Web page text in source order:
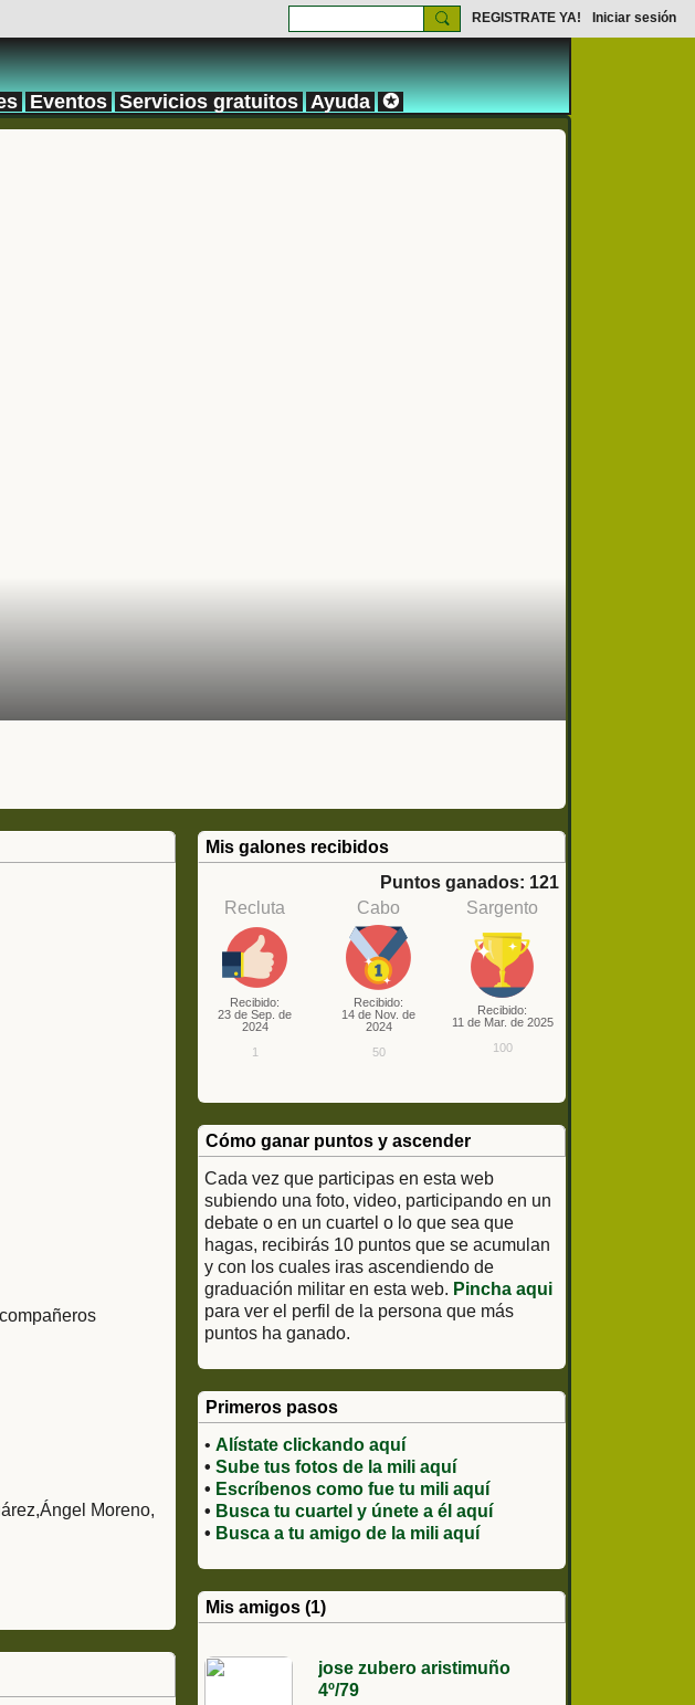
REGISTRATE YA! Iniciar sesión
Eventos Servicios gratuitos Ayuda ✪
Moreno,
Mis galones recibidos
Puntos ganados: 121
Recluta
Recibido:
23 de Sep. de
2024
1
Cabo
Recibido:
14 de Nov. de
2024
50
Sargento
Recibido:
11 de Mar. de 2025
100
Cómo ganar puntos y ascender
Cada vez que participas en esta web
subiendo una foto, video, participando en un
debate o en un cuartel o lo que sea que
hagas, recibirás 10 puntos que se acumulan
y con los cuales iras ascendiendo de
graduación militar en esta web. Pincha aqui
para ver el perfil de la persona que más
puntos ha ganado.
Primeros pasos
• Alístate clickando aquí
• Sube tus fotos de la mili aquí
• Escríbenos como fue tu mili aquí
• Busca tu cuartel y únete a él aquí
• Busca a tu amigo de la mili aquí
Mis amigos (1)
jose zubero aristimuño
4º/79